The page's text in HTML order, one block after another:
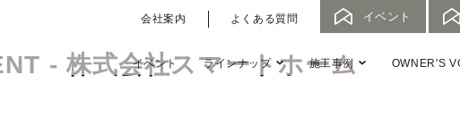
会社案内 よくある質問 イベント
イベント ラインナップ 施工事例 OWNER'S
- 株式会社スマートホーム